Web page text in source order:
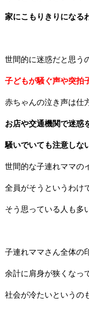
家にこもりきりになる
世間的に迷惑だと思う
子どもが騒ぐ声や突拍
赤ちゃんの泣き声は仕
お店や交通機関で迷惑
騒いでいても注意しな
世間的な子連れママの
全員がそうというわけ
そう思っている人も多
子連れママさん全体の
余計に肩身が狭くなっ
社会が冷たいというの